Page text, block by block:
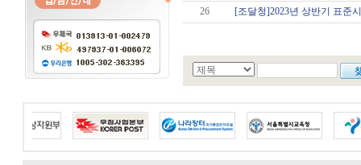
26
[조달청]2023년 상반기 표준